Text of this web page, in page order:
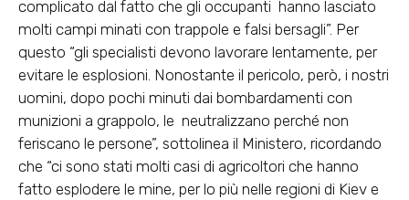
complicato dal fatto che gli occupanti hanno lasciato
molti campi minati con trappole e falsi bersagli”. Per
questo “gli specialisti devono lavorare lentamente, per
evitare le esplosioni. Nonostante il pericolo, però, i nostri
uomini, dopo pochi minuti dai bombardamenti con
munizioni a grappolo, le neutralizzano perché non
feriscano le persone”, sottolinea il Ministero, ricordando
che “ci sono stati molti casi di agricoltori che hanno
fatto esplodere le mine, per lo più nelle regioni di Kiev e